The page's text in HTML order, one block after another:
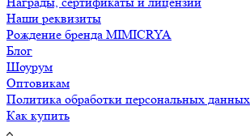
Наши реквизиты
Рождение бренда MIMICRYA
Блог
Шоурум
Оптовикам
Политика обработки персональных данных
Как купить